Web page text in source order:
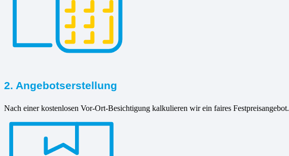
2. Angebotserstellung
Nach einer kostenlosen Vor-Ort-Besichtigung kalkulieren wir ein faires Festpreisangebot.